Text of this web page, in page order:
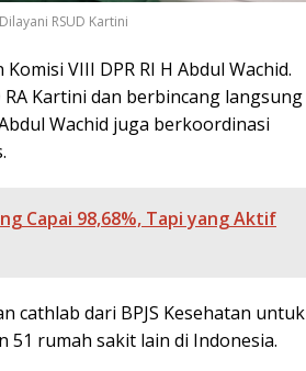
RSUD Kartini
VIII DPR RI H Abdul Wachid.
Kartini dan berbincang langsung
Wachid juga berkoordinasi
Capai 98,68%, Tapi yang Aktif
cathlab dari BPJS Kesehatan untuk
51 rumah sakit lain di Indonesia.